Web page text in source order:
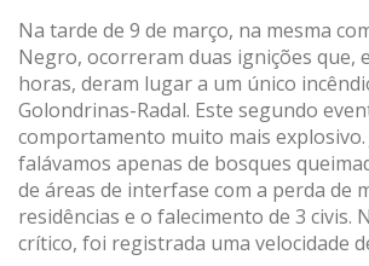
Na tarde de 9 de março, na mesma
Negro, ocorreram duas ignições que,
horas, deram lugar a um único
Golondrinas-Radal. Este segundo
comportamento muito mais explosivo.
falávamos apenas de bosques
de áreas de interfase com a perda de
residências e o falecimento de 3 civis.
crítico, foi registrada uma velocidade